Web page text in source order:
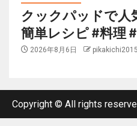
クックパッドで人
簡単レシピ #料理
2026年8月6日
Copyright © All rights